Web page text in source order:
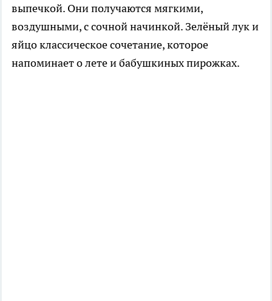
выпечкой. Они получаются мягкими,
воздушными, с сочной начинкой. Зелёный лук и
яйцо классическое сочетание, которое
напоминает о лете и бабушкиных пирожках.